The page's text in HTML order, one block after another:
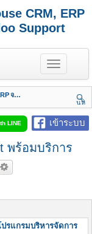
CRM, ERP
Support
T
o
g
e
n
a
i
g
n
MDERP - ระบบ ERP จาก MDSoft พร้อมบริการ
นห
า
เข้าระบบ
LINE
พร้อมบริการ
รแกรมบริหารจัดการ